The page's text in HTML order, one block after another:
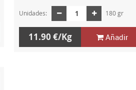
Unidades: 180 gr
11.90 €/Kg Añadir